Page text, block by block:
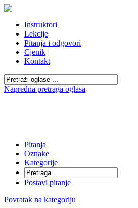
Instruktori
Lekcije
Pitanja i odgovori
Cjenik
Kontakt
Napredna pretraga oglasa
Pitanja
Oznake
Kategorije
Postavi pitanje
Povratak na kategoriju